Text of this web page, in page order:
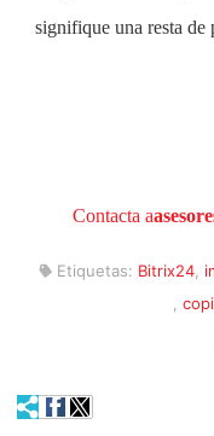
signifique una resta de
Contacta a
Etiquetas: Bitrix24